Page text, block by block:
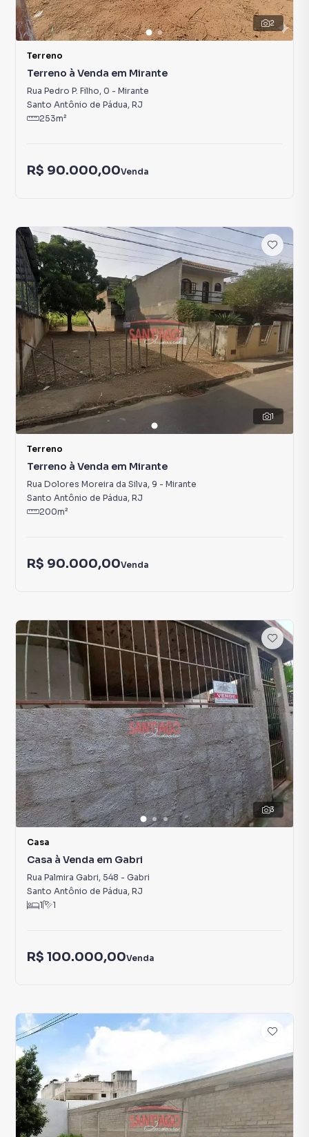
2
Terreno
Terreno à Venda em Mirante
Rua Pedro P. Filho, 0 - Mirante
Santo Antônio de Pádua, RJ
253m²
R$ 90.000,00Venda
1
Terreno
Terreno à Venda em Mirante
Rua Dolores Moreira da Silva, 9 - Mirante
Santo Antônio de Pádua, RJ
200m²
R$ 90.000,00Venda
3
Casa
Casa à Venda em Gabri
Rua Palmira Gabri, 548 - Gabri
Santo Antônio de Pádua, RJ
1
1
R$ 100.000,00Venda